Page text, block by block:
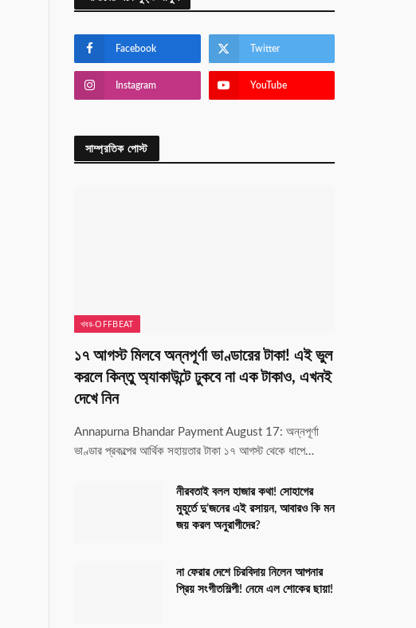
Facebook Twitter
Instagram YouTube
সাম্প্রতিক পোস্ট
খবর-OFFBEAT
১৭ আগস্ট মিলবে অন্নপূর্ণা ভাণ্ডারের টাকা! এই ভুল
করলে কিন্তু অ্যাকাউন্টে ঢুকবে না এক টাকাও, এখনই
দেখে নিন
Annapurna Bhandar Payment August 17: অন্নপূর্ণা
ভাণ্ডার প্রকল্পের আর্থিক সহায়তার টাকা ১৭ আগস্ট থেকে ধাপে…
নীরবতাই বলল হাজার কথা! সোহাগের
মুহূর্তে দু’জনের এই রসায়ন, আবারও কি মন
জয় করল অনুরাগীদের?
না ফেরার দেশে চিরবিদায় নিলেন আপনার
প্রিয় সংগীতশিল্পী! নেমে এল শোকের ছায়া!